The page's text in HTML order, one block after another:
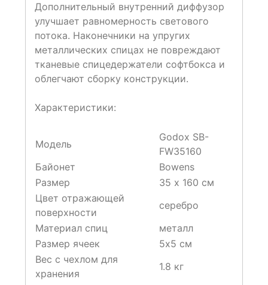
Дополнительный внутренний диффузор
улучшает равномерность светового
потока. Наконечники на упругих
металлических спицах не повреждают
тканевые спицедержатели софтбокса и
облегчают сборку конструкции.
Характеристики:
Модель
Godox SB-
FW35160
Байонет
Bowens
Размер
35 х 160 см
Цвет отражающей
поверхности
серебро
Материал спиц
металл
Размер ячеек
5х5 см
Вес с чехлом для
хранения
1.8 кг